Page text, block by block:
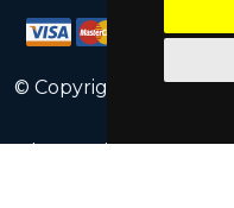
© Copyright 2026
Obserwuj nas: